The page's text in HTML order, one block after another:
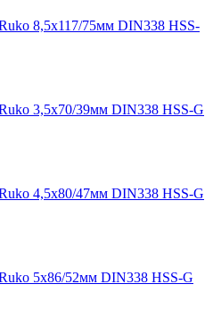
8,5x117/75мм DIN338 HSS-
3,5x70/39мм DIN338 HSS-G
4,5x80/47мм DIN338 HSS-G
5x86/52мм DIN338 HSS-G